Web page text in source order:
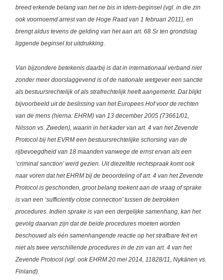
breed erkende belang van het ne bis in idem-beginsel (vgl. in die zin
ook voornoemd arrest van de Hoge Raad van 1 februari 2011), en
brengt aldus tevens de gelding van het aan art. 68 Sr ten grondslag
liggende beginsel tot uitdrukking.
Van bijzondere betekenis daarbij is dat in internationaal verband niet
zonder meer doorslaggevend is of de nationale wetgever een sanctie
als bestuursrechtelijk of als strafrechtelijk heeft aangemerkt. Dat blijkt
bijvoorbeeld uit de beslissing van het Europees Hof voor de rechten
van de mens (hierna: EHRM) van 13 december 2005 (73661/01,
Nilsson vs. Zweden), waarin in het kader van art. 4 van het Zevende
Protocol bij het EVRM een bestuursrechtelijke schorsing van de
rijbevoegdheid van 18 maanden vanwege de ernst ervan als een
‘criminal sanction’ werd gezien. Uit diezelfde rechtspraak komt ook
naar voren dat het EHRM bij de beoordeling of art. 4 van het Zevende
Protocol is geschonden, groot belang toekent aan de vraag of sprake
is van een ‘sufficiently close connection’ tussen de betrokken
procedures. Indien sprake is van een dergelijke samenhang, kan het
gevolg daarvan zijn dat de beide procedures moeten worden
beschouwd als één samenhangende reactie op het strafbare feit en
niet als twee verschillende procedures in de zin van art. 4 van het
Zevende Protocol (vgl. ook EHRM 20 mei 2014, 11828/11, Nykänen vs.
Finland).